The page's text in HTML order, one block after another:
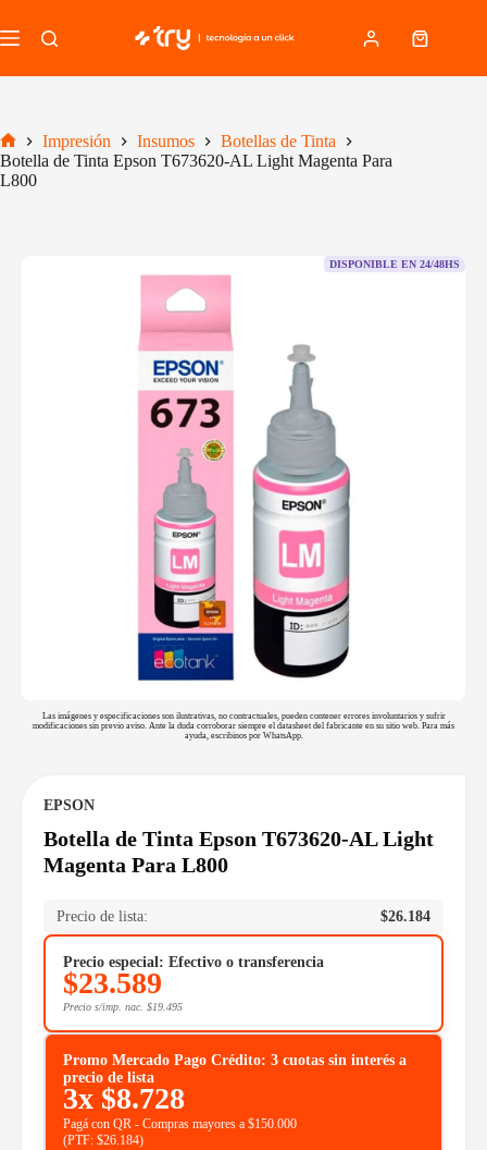
al
contenido
Carro
Inicio
Impresión Insumos
Botellas de Tinta
Botella de Tinta Epson T673620-AL Light Magenta Para
L800
DISPONIBLE EN 24/48HS
Las imágenes y especificaciones son ilustrativas, no contractuales, pueden contener errores involuntarios y sufrir
modificaciones sin previo aviso. Ante la duda corroborar siempre el datasheet del fabricante en su sitio web. Para más
ayuda, escribinos por WhatsApp.
EPSON
Botella de Tinta Epson T673620-AL Light
Magenta Para L800
Precio de lista: $26.184
Precio especial: Efectivo o transferencia
$23.589
Precio s/imp. nac. $19.495
Promo Mercado Pago Crédito: 3 cuotas sin interés a
precio de lista
3x $8.728
Pagá con QR - Compras mayores a $150.000
(PTF: $26.184)